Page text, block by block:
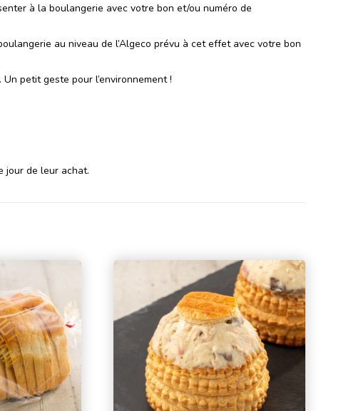
à la boulangerie avec votre bon et/ou numéro de
au niveau de l’Algeco prévu à cet effet avec votre bon
petit geste pour l’environnement !
jour de leur achat.